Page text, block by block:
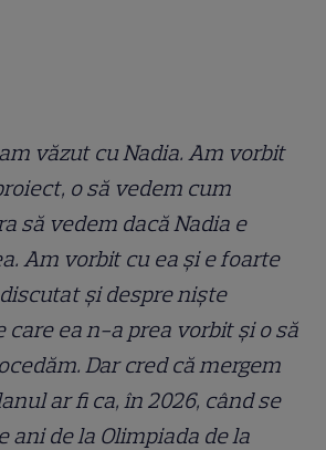
văzut cu Nadia. Am vorbit
o să vedem cum
să vedem dacă Nadia e
Am vorbit cu ea şi e foarte
şi despre nişte
care ea n-a prea vorbit şi o să
Dar cred că mergem
ar fi ca, în 2026, când se
ani de la Olimpiada de la